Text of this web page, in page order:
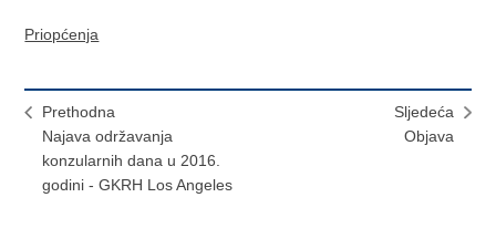
Priopćenja
Prethodna
Najava održavanja
konzularnih dana u 2016.
godini - GKRH Los Angeles
Sljedeća
Objava